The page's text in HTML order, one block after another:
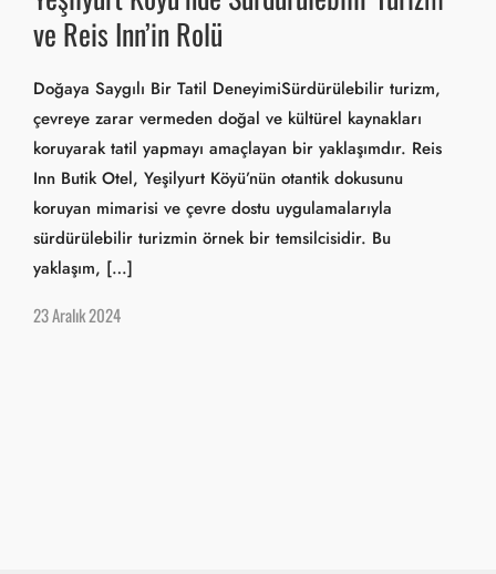
ve Reis Inn’in Rolü
Doğaya Saygılı Bir Tatil DeneyimiSürdürülebilir turizm,
çevreye zarar vermeden doğal ve kültürel kaynakları
koruyarak tatil yapmayı amaçlayan bir yaklaşımdır. Reis
Inn Butik Otel, Yeşilyurt Köyü’nün otantik dokusunu
koruyan mimarisi ve çevre dostu uygulamalarıyla
sürdürülebilir turizmin örnek bir temsilcisidir. Bu
yaklaşım, […]
23 Aralık 2024